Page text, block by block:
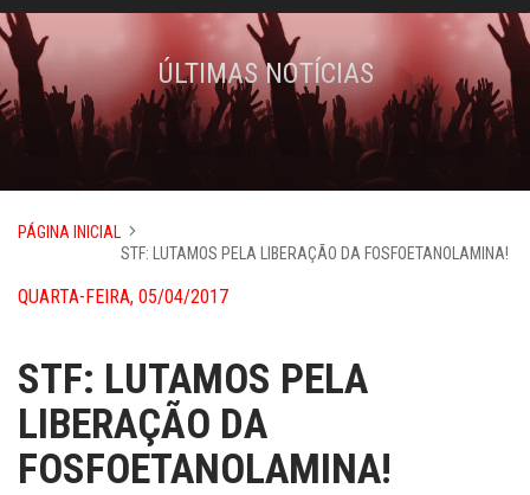
ÚLTIMAS NOTÍCIAS
PÁGINA INICIAL
STF: LUTAMOS PELA LIBERAÇÃO DA FOSFOETANOLAMINA!
QUARTA-FEIRA, 05/04/2017
STF: LUTAMOS PELA
LIBERAÇÃO DA
FOSFOETANOLAMINA!